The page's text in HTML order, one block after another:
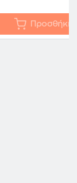
Προσθήκη